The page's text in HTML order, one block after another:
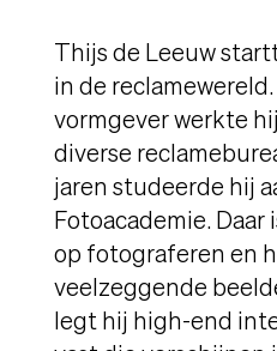
Thijs de Leeuw
in de
vormgever werkte
diverse
jaren studeerde hij
Fotoacademie.
op fotograferen en
veelzeggende
legt hij high-end